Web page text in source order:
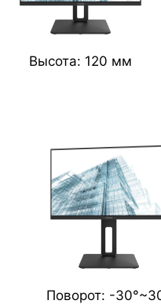
Высота: 120 мм
Поворот: -